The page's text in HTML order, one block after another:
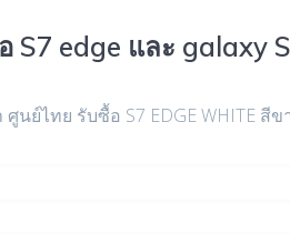
S7 edge และ galaxy
ศูนย์ไทย รับซื้อ S7 EDGE WHITE สี